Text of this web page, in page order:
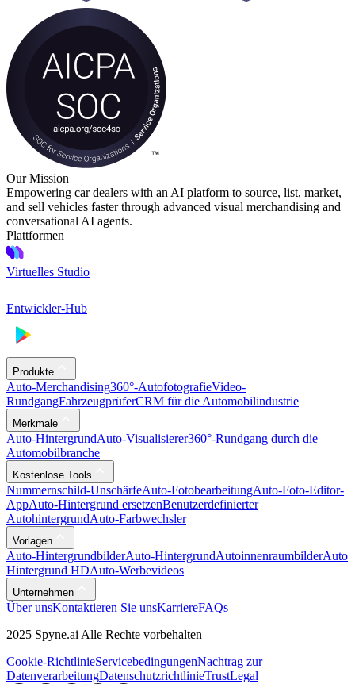
Our Mission
Empowering car dealers with an AI platform to source, list, market,
and sell vehicles faster through advanced visual merchandising and
conversational AI agents.
Plattformen
Virtuelles Studio
Entwickler-Hub
Produkte
Auto-Merchandising360°-AutofotografieVideo-
RundgangFahrzeugprüferCRM für die Automobilindustrie
Merkmale
Auto-HintergrundAuto-Visualisierer360°-Rundgang durch die
Automobilbranche
Kostenlose Tools
Nummernschild-UnschärfeAuto-FotobearbeitungAuto-Foto-Editor-
AppAuto-Hintergrund ersetzenBenutzerdefinierter
AutohintergrundAuto-Farbwechsler
Vorlagen
Auto-HintergrundbilderAuto-HintergrundAutoinnenraumbilderAuto
Hintergrund HDAuto-Werbevideos
Unternehmen
Über unsKontaktieren Sie unsKarriereFAQs
2025 Spyne.ai Alle Rechte vorbehalten
Cookie-RichtlinieServicebedingungenNachtrag zur
DatenverarbeitungDatenschutzrichtlinieTrustLegal